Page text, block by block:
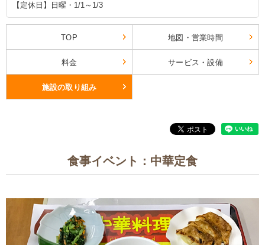
【定休日】日曜・1/1～1/3
TOP 地図・営業時間
料金 サービス・設備
施設の取り組み
食事イベント：中華定食